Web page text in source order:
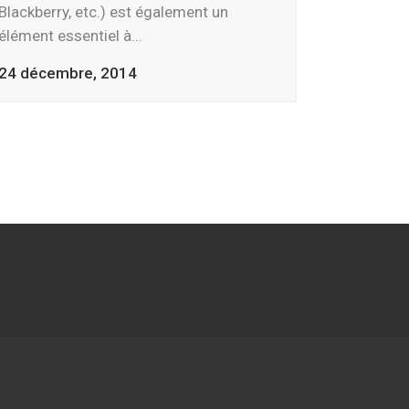
Blackberry, etc.) est également un
élément essentiel à...
24 décembre, 2014